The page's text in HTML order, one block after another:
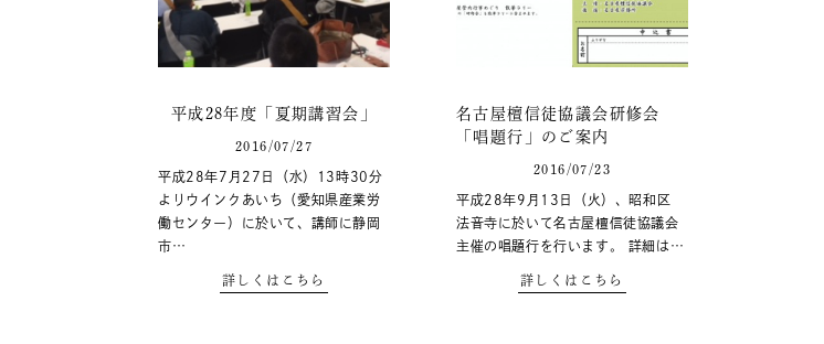
平成28年度「夏期講習会」
2016/07/27
平成28年7月27日（水）13時30分
よりウインクあいち（愛知県産業労
働センター）に於いて、講師に静岡
市…
詳しくはこちら
名古屋檀信徒協議会研修会
「唱題行」のご案内
2016/07/23
平成28年9月13日（火）、昭和区
法音寺に於いて名古屋檀信徒協議会
主催の唱題行を行います。 詳細は…
詳しくはこちら